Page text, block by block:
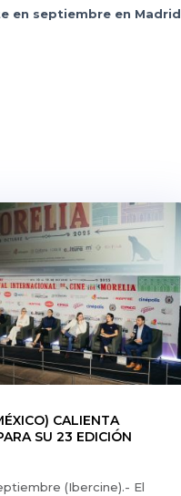
en septiembre en Madrid
CALIENTA
SU 23 EDICIÓN
(Ibercine).- El